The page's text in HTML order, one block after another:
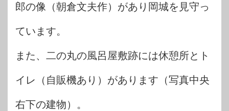
郎の像（朝倉文夫作）があり岡城を見守っ
ています。
また、二の丸の風呂屋敷跡には休憩所とト
イレ（自販機あり）があります（写真中央
右下の建物）。